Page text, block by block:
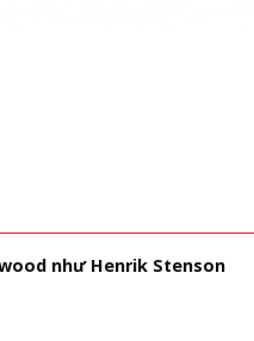
như Henrik Stenson